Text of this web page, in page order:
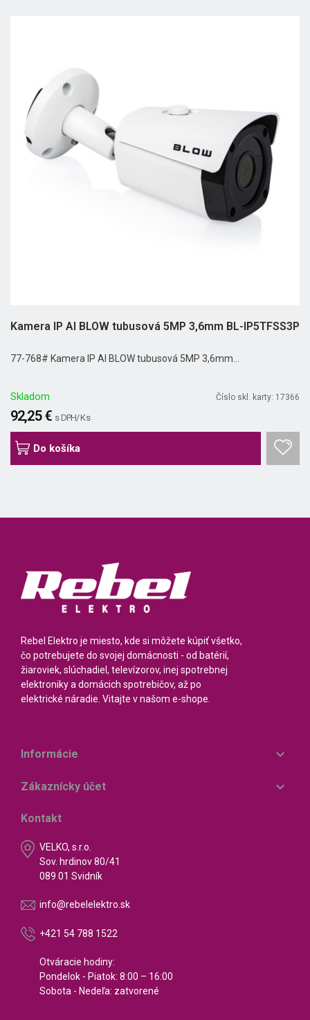
Kamera IP AI BLOW tubusová 5MP 3,6mm BL-IP5TFSS3P
77-768# Kamera IP AI BLOW tubusová 5MP 3,6mm...
Skladom Číslo skl. karty: 17366
92,25 € s DPH/ Ks
Do košíka
Rebel Elektro je miesto, kde si môžete kúpiť všetko,
čo potrebujete do svojej domácnosti - od batérií,
žiaroviek, slúchadiel, televízorov, inej spotrebnej
elektroniky a domácich spotrebičov, až po
elektrické náradie. Vitajte v našom e-shope.
Informácie 
Zákaznícky účet 
Kontakt
VELKO, s.r.o.
Sov. hrdinov 80/41
089 01 Svidník
info@rebelelektro.sk
+421 54 788 1522
Otváracie hodiny:
Pondelok - Piatok: 8:00 – 16:00
Sobota - Nedeľa: zatvorené